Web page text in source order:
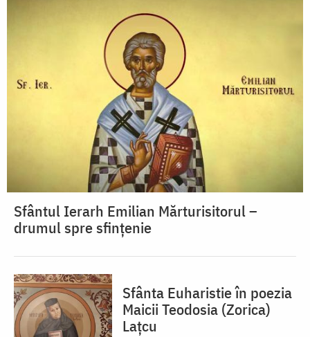
Sfântul Ierarh Emilian Mărturisitorul –
drumul spre sfințenie
Sfânta Euharistie în poezia
Maicii Teodosia (Zorica)
Lațcu